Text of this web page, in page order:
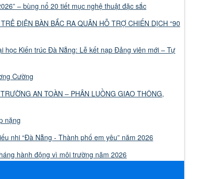
– bùng nổ 20 tiết mục nghệ thuật đặc sắc
ĐIỆN BÀN BẮC RA QUÂN HỖ TRỢ CHIẾN DỊCH “90
học Kiến trúc Đà Nẵng: Lễ kết nạp Đảng viên mới – Tự
Cường
AN TOÀN – PHÂN LUỒNG GIAO THÔNG,
nặng
nhi “Đà Nẵng - Thành phố em yêu” năm 2026
hành động vì môi trường năm 2026